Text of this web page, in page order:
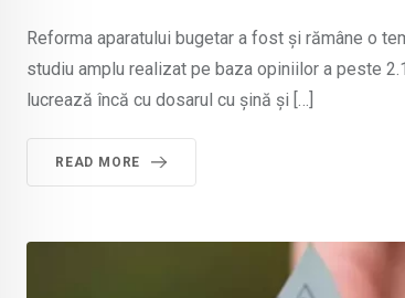
Reforma aparatului bugetar a fost și rămâne o
studiu amplu realizat pe baza opiniilor a peste
lucrează încă cu dosarul cu șină și […]
READ MORE